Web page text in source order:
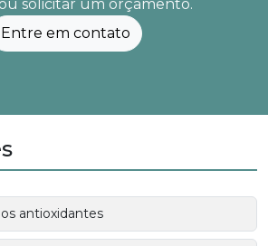
solicitar um orçamento.
Entre em contato
antioxidantes